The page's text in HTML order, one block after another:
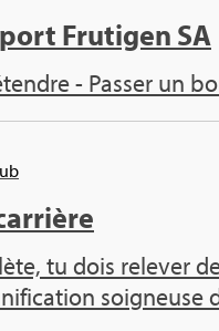
Fru­ti­gen SA
- Pas­ser un
tu dois rele­ver
soi­gneuse